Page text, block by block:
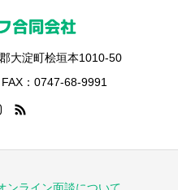
大淀町桧垣本1010-50
：0747-68-9991